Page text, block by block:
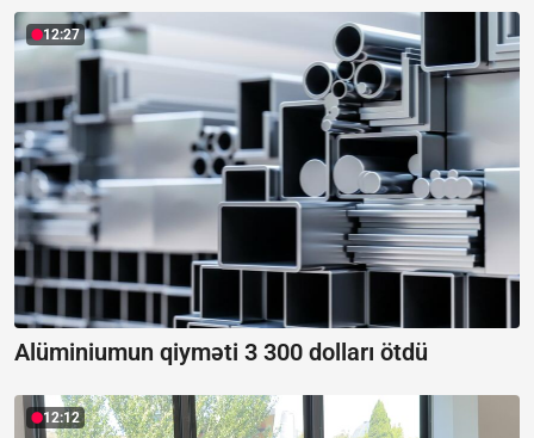
12:27
Alüminiumun qiyməti 3 300 dolları ötdü
12:12